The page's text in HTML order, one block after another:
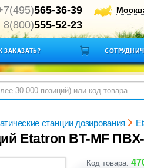
565-36-39
8(800)555-52-23
ЗАКАЗАТЬ?
станции дозирования
Etatron BT-MF ПВХ-
Код товара: